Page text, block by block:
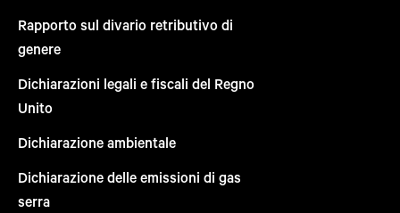
Rapporto sul divario retributivo di
genere
Dichiarazioni legali e fiscali del Regno
Unito
Dichiarazione ambientale
Dichiarazione delle emissioni di gas
serra